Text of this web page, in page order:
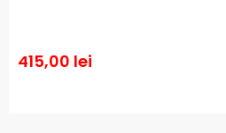
415,00 lei